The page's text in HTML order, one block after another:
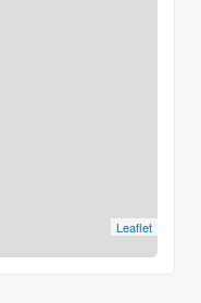
Leaflet